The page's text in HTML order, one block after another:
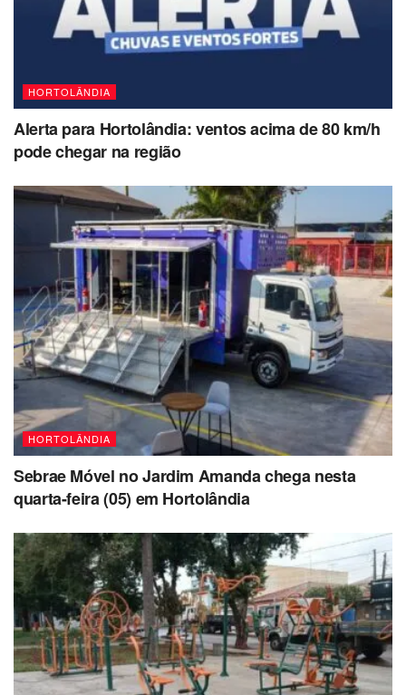
HORTOLÂNDIA
Alerta para Hortolândia: ventos acima de 80 km/h
pode chegar na região
HORTOLÂNDIA
Sebrae Móvel no Jardim Amanda chega nesta
quarta-feira (05) em Hortolândia